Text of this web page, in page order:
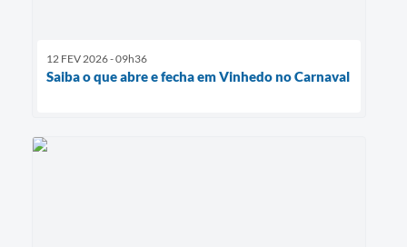
12 FEV 2026 - 09h36
Saiba o que abre e fecha em Vinhedo no Carnaval